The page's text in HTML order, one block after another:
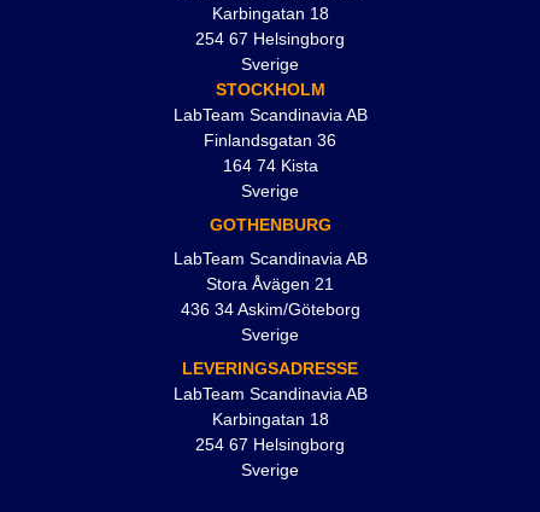
Karbingatan 18
254 67 Helsingborg
Sverige
STOCKHOLM
LabTeam Scandinavia AB
Finlandsgatan 36
164 74 Kista
Sverige
GOTHENBURG
LabTeam Scandinavia AB
Stora Åvägen 21
436 34 Askim/Göteborg
Sverige
LEVERINGSADRESSE
LabTeam Scandinavia AB
Karbingatan 18
254 67 Helsingborg
Sverige